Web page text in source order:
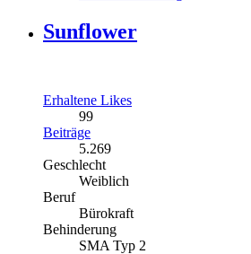
Sunflower
Erhaltene Likes
99
Beiträge
5.269
Geschlecht
Weiblich
Beruf
Bürokraft
Behinderung
SMA Typ 2